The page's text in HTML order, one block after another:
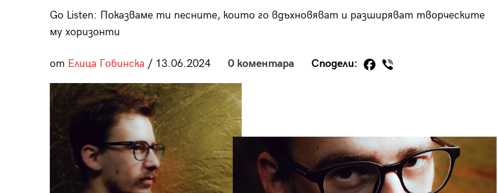
Go Listen: Показваме ти песните, които го вдъхновяват и разширяват творческите
му хоризонти
от Елица Гобинска / 13.06.2024 0 коментара Сподели:
28/29